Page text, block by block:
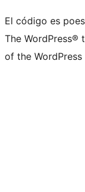
El código es
The WordPress®
of the WordPress